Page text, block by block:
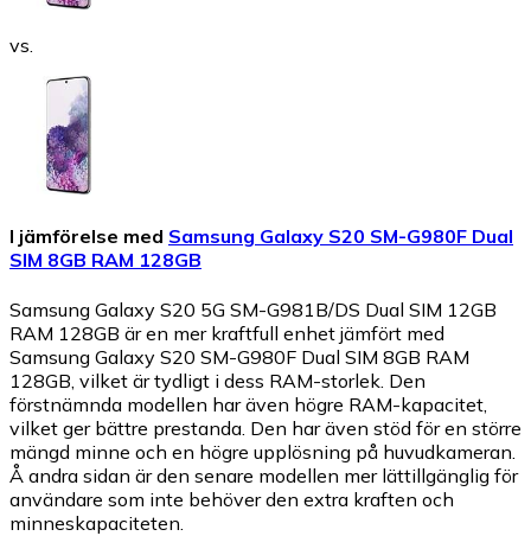
vs.
I jämförelse med Samsung Galaxy S20 SM-G980F Dual
SIM 8GB RAM 128GB
Samsung Galaxy S20 5G SM-G981B/DS Dual SIM 12GB
RAM 128GB är en mer kraftfull enhet jämfört med
Samsung Galaxy S20 SM-G980F Dual SIM 8GB RAM
128GB, vilket är tydligt i dess RAM-storlek. Den
förstnämnda modellen har även högre RAM-kapacitet,
vilket ger bättre prestanda. Den har även stöd för en större
mängd minne och en högre upplösning på huvudkameran.
Å andra sidan är den senare modellen mer lättillgänglig för
användare som inte behöver den extra kraften och
minneskapaciteten.